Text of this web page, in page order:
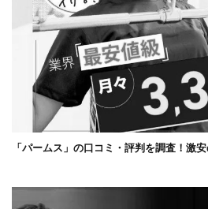
「パームス」の口コミ・評判を調査！激